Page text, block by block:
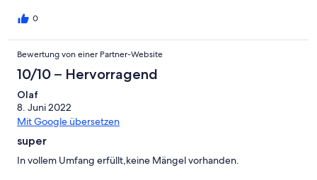
0
Bewertung von einer Partner-Website
10/10 – Hervorragend
Olaf
8. Juni 2022
Mit Google übersetzen
super
In vollem Umfang erfüllt,keine Mängel vorhanden.